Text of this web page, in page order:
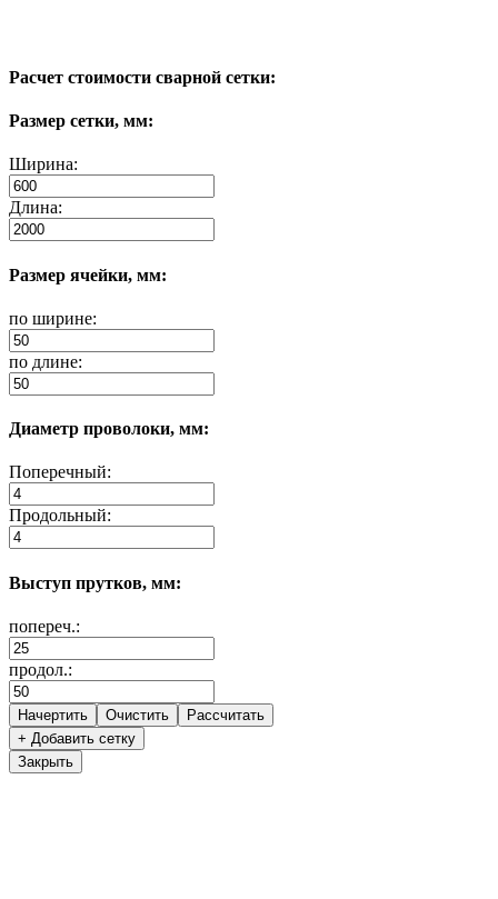
Расчет стоимости сварной сетки:
Размер сетки, мм:
Ширина:
Длина:
Размер ячейки, мм:
по ширине:
по длине:
Диаметр проволоки, мм:
Поперечный:
Продольный:
Выступ прутков, мм:
попереч.:
продол.:
+ Добавить сетку
Закрыть